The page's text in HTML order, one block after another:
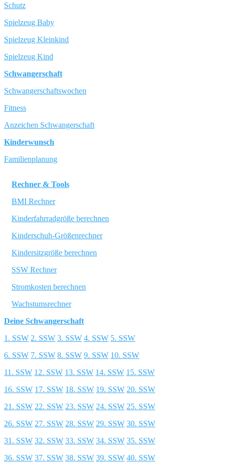
Schutz
Spielzeug Baby
Spielzeug Kleinkind
Spielzeug Kind
Schwangerschaft
Schwangerschaftswochen
Fitness
Anzeichen Schwangerschaft
Kinderwunsch
Familienplanung
Rechner & Tools
BMI Rechner
Kinderfahrradgröße berechnen
Kinderschuh-Größenrechner
Kindersitzgröße berechnen
SSW Rechner
Stromkosten berechnen
Wachstumsrechner
Deine Schwangerschaft
1. SSW 2. SSW 3. SSW 4. SSW 5. SSW
6. SSW 7. SSW 8. SSW 9. SSW 10. SSW
11. SSW 12. SSW 13. SSW 14. SSW 15. SSW
16. SSW 17. SSW 18. SSW 19. SSW 20. SSW
21. SSW 22. SSW 23. SSW 24. SSW 25. SSW
26. SSW 27. SSW 28. SSW 29. SSW 30. SSW
31. SSW 32. SSW 33. SSW 34. SSW 35. SSW
36. SSW 37. SSW 38. SSW 39. SSW 40. SSW